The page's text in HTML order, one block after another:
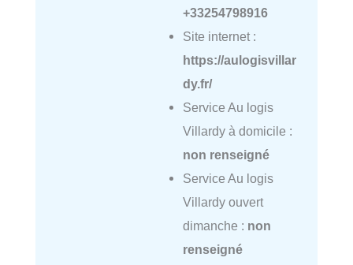
+33254798916
Site internet :
https://aulogisvillar
dy.fr/
Service Au logis
Villardy à domicile :
non renseigné
Service Au logis
Villardy ouvert
dimanche : non
renseigné